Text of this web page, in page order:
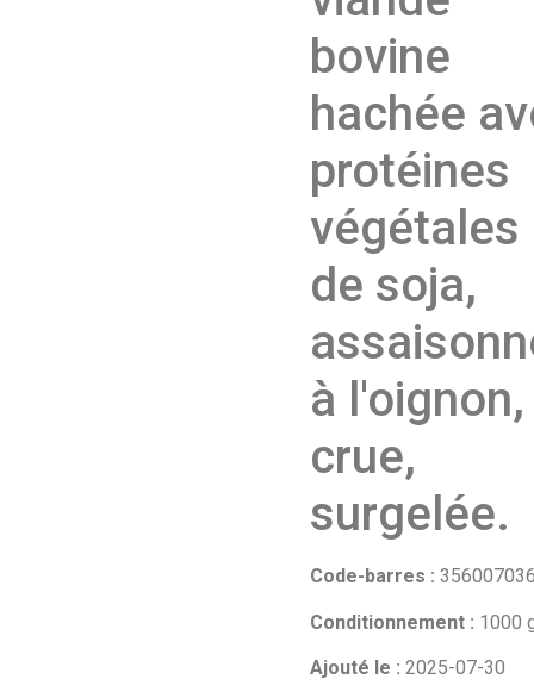
bovine
hachée
protéines
végétales
de soja,
à l'oignon,
crue,
surgelée.
Code-barres :
Conditionnement : 1000
Ajouté le : 2025-07-30